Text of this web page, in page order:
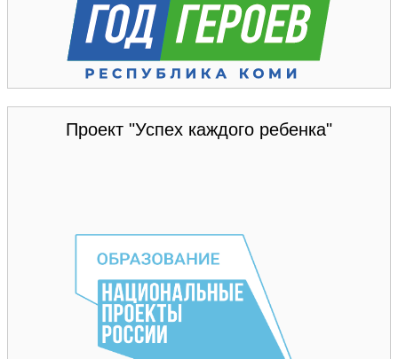
Проект "Успех каждого ребенка"